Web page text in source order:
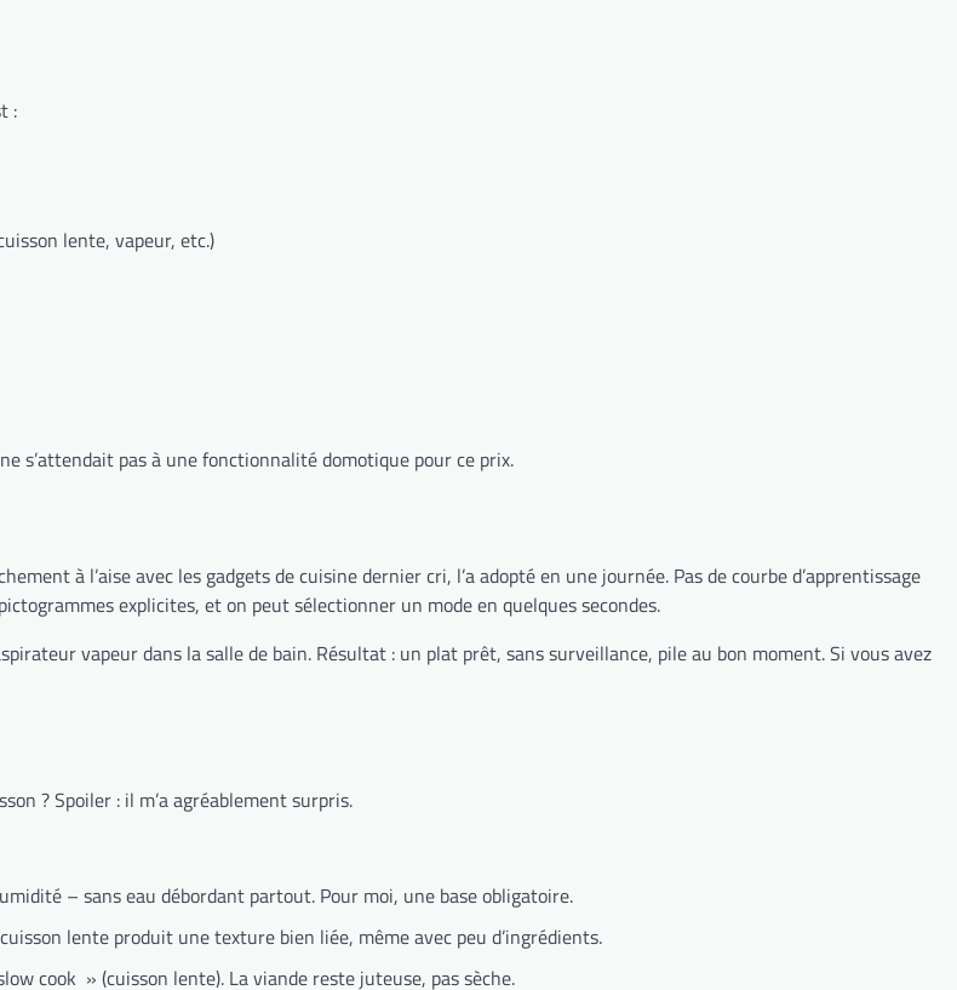
:
lente, vapeur, etc.)
s’attendait pas à une fonctionnalité domotique pour ce prix.
à l’aise avec les gadgets de cuisine dernier cri, l’a adopté en une journée. Pas de courbe d’apprentissage
explicites, et on peut sélectionner un mode en quelques secondes.
vapeur dans la salle de bain. Résultat : un plat prêt, sans surveillance, pile au bon moment. Si vous avez
? Spoiler : il m’a agréablement surpris.
– sans eau débordant partout. Pour moi, une base obligatoire.
lente produit une texture bien liée, même avec peu d’ingrédients.
cook » (cuisson lente). La viande reste juteuse, pas sèche.